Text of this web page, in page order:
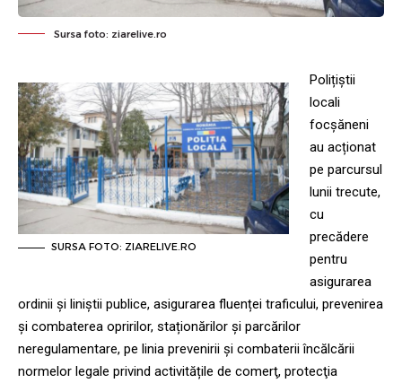
Sursa foto: ziarelive.ro
SURSA FOTO: ZIARELIVE.RO
Polițiștii
locali
focșăneni
au acționat
pe parcursul
lunii trecute,
cu
precădere
pentru
asigurarea
ordinii şi liniştii publice, asigurarea fluenței traficului, prevenirea
și combaterea opririlor, staționărilor și parcărilor
neregulamentare, pe linia prevenirii şi combaterii încălcării
normelor legale privind activitățile de comerţ, protecţia